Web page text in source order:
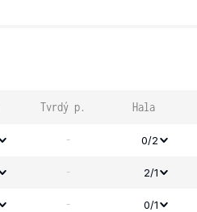
Tvrdý p. Hala
- 0/2
- 2/1
- 0/1